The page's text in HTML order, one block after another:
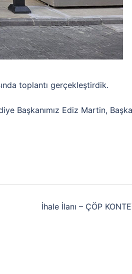
toplantı gerçekleştirdik.
Başkanımız Ediz Martin,
İhale İlanı – ÇÖP